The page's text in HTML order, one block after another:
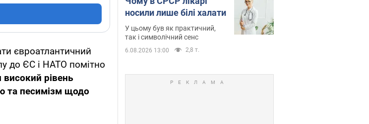
євроатлантичний
до ЄС і НАТО помітно
високий рівень
та песимізм щодо
носили лише білі халати
У цьому був як практичний,
так і символічний сенс
6.08.2026 13:00 2,8 т.